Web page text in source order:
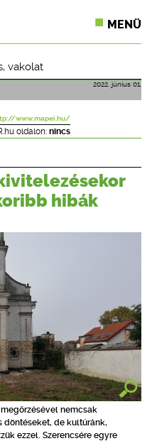
MENÜ
, vakolat
2022. június 01.
www.mapei.hu/
oldalon: nincs
hibák
nemcsak
döntéseket, de kultúránk,
ezzel. Szerencsére egyre